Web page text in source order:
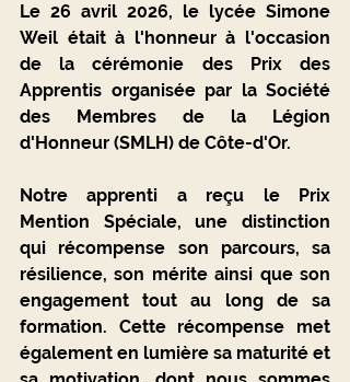
Le 26 avril 2026, le lycée Simone
Weil était à l'honneur à l'occasion
de la cérémonie des Prix des
Apprentis organisée par la Société
des Membres de la Légion
d'Honneur (SMLH) de Côte-d'Or.
Notre apprenti a reçu le Prix
Mention Spéciale, une distinction
qui récompense son parcours, sa
résilience, son mérite ainsi que son
engagement tout au long de sa
formation. Cette récompense met
également en lumière sa maturité et